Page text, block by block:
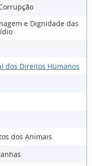
e Dignidade das
dos Direitos Humanos
dos Animais